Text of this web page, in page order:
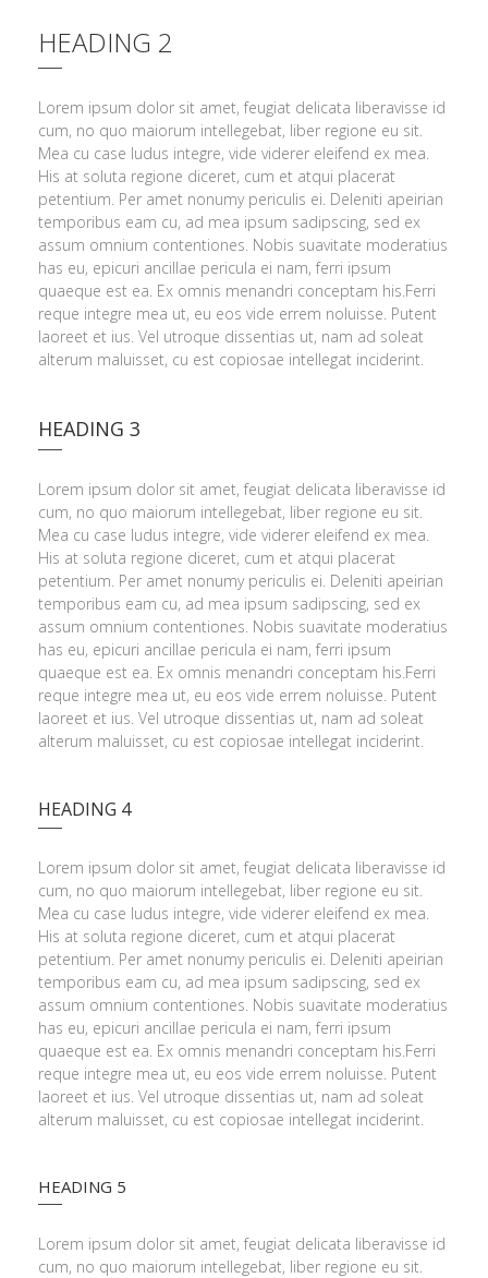
HEADING 2
Lorem ipsum dolor sit amet, feugiat delicata liberavisse id
cum, no quo maiorum intellegebat, liber regione eu sit.
Mea cu case ludus integre, vide viderer eleifend ex mea.
His at soluta regione diceret, cum et atqui placerat
petentium. Per amet nonumy periculis ei. Deleniti apeirian
temporibus eam cu, ad mea ipsum sadipscing, sed ex
assum omnium contentiones. Nobis suavitate moderatius
has eu, epicuri ancillae pericula ei nam, ferri ipsum
quaeque est ea. Ex omnis menandri conceptam his.Ferri
reque integre mea ut, eu eos vide errem noluisse. Putent
laoreet et ius. Vel utroque dissentias ut, nam ad soleat
alterum maluisset, cu est copiosae intellegat inciderint.
HEADING 3
Lorem ipsum dolor sit amet, feugiat delicata liberavisse id
cum, no quo maiorum intellegebat, liber regione eu sit.
Mea cu case ludus integre, vide viderer eleifend ex mea.
His at soluta regione diceret, cum et atqui placerat
petentium. Per amet nonumy periculis ei. Deleniti apeirian
temporibus eam cu, ad mea ipsum sadipscing, sed ex
assum omnium contentiones. Nobis suavitate moderatius
has eu, epicuri ancillae pericula ei nam, ferri ipsum
quaeque est ea. Ex omnis menandri conceptam his.Ferri
reque integre mea ut, eu eos vide errem noluisse. Putent
laoreet et ius. Vel utroque dissentias ut, nam ad soleat
alterum maluisset, cu est copiosae intellegat inciderint.
HEADING 4
Lorem ipsum dolor sit amet, feugiat delicata liberavisse id
cum, no quo maiorum intellegebat, liber regione eu sit.
Mea cu case ludus integre, vide viderer eleifend ex mea.
His at soluta regione diceret, cum et atqui placerat
petentium. Per amet nonumy periculis ei. Deleniti apeirian
temporibus eam cu, ad mea ipsum sadipscing, sed ex
assum omnium contentiones. Nobis suavitate moderatius
has eu, epicuri ancillae pericula ei nam, ferri ipsum
quaeque est ea. Ex omnis menandri conceptam his.Ferri
reque integre mea ut, eu eos vide errem noluisse. Putent
laoreet et ius. Vel utroque dissentias ut, nam ad soleat
alterum maluisset, cu est copiosae intellegat inciderint.
HEADING 5
Lorem ipsum dolor sit amet, feugiat delicata liberavisse id
cum, no quo maiorum intellegebat, liber regione eu sit.